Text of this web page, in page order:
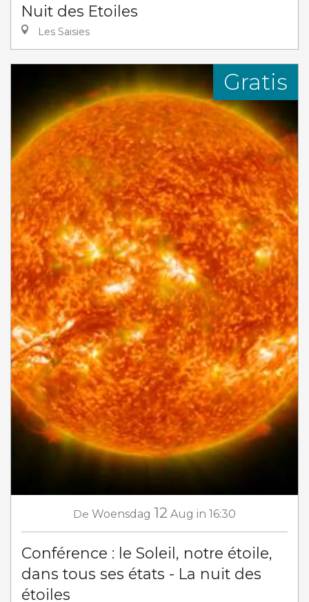
Nuit des Etoiles
Les Saisies
Gratis
De Woensdag 12 Aug in 16:30
Conférence : le Soleil, notre étoile,
dans tous ses états - La nuit des
étoiles